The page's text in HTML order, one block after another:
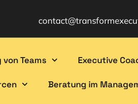
von Teams Executive
Beratung im